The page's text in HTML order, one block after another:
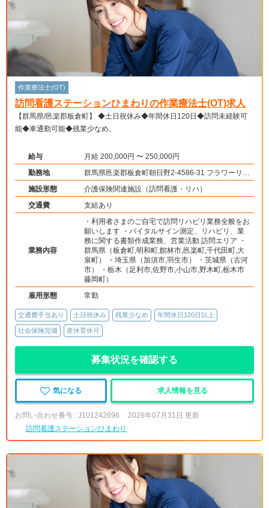
作業療法士(OT)
訪問看護ステーションひまわりの作業療法士(OT)求人
【群馬県/邑楽郡板倉町】 ◆土日祝休み◆年間休日120日◆訪問未経験可
能◆車通勤可能◆残業少なめ。
給与
月給 200,000円 〜 250,000円
勤務地
群馬県邑楽郡板倉町朝日野2-4586-31 フラワーリー
フ101号室
施設形態
介護保険関連施設（訪問看護・リハ）
交通費
支給あり
業務内容
・利用者さまのご自宅で訪問リハビリ業務全般をお
願いします ・バイタルサイン測定、リハビリ、業
務に関する書類作成業務、営業活動 訪問エリア ・
群馬県（板倉町,明和町,館林市,邑楽町,千代田町,大
泉町） ・埼玉県（加須市,羽生市） ・茨城県（古河
市） ・栃木（足利市,佐野市,小山市,野木町,栃木市
藤岡町）
雇用形態
常勤
交通費手当あり 土日祝休み 残業少なめ 年間休日120日以上
社会保険完備 産休育休可
募集状況を確認する
気になる 求人情報を見る
お問い合わせ番号 : J101242696
2026年07月31日 更新
訪問看護ステーションひまわり